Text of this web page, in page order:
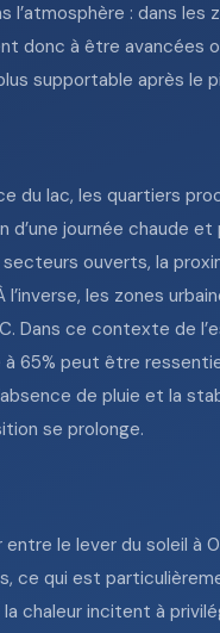
: dans les
donc à être avancées
supportable après le
du lac, les quartiers
journée chaude et
secteurs ouverts, la
les zones
Dans ce contexte de
à 65% peut être
de pluie et la
se prolonge.
le lever du soleil à
ce qui est
chaleur incitent à